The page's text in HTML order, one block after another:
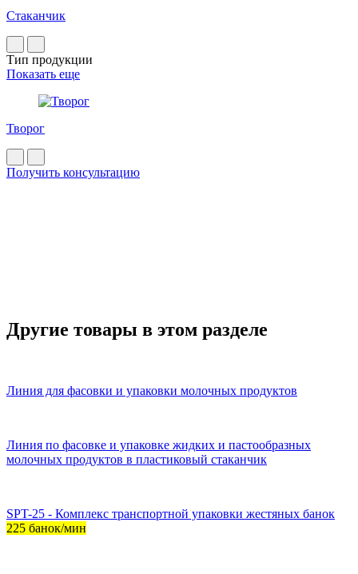
Стаканчик
Тип продукции
Показать еще
Творог
Получить консультацию
Другие товары в этом разделе
Линия для фасовки и упаковки молочных продуктов
Линия по фасовке и упаковке жидких и пастообразных
молочных продуктов в пластиковый стаканчик
SPT-25 - Комплекс транспортной упаковки жестяных банок
225 банок/мин